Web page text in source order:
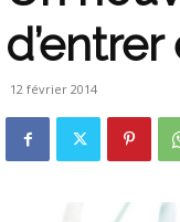
12 février 2014